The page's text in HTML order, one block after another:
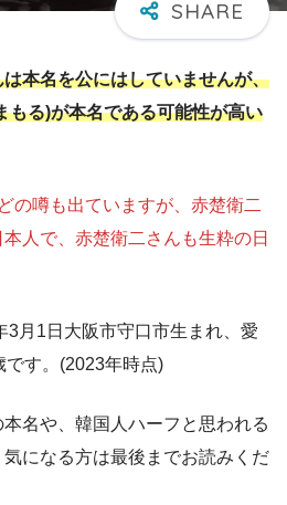
本名を公にはしていませんが、
もる)が本名である可能性が高い
の噂も出ていますが、赤楚衛二
人で、赤楚衛二さんも生粋の日
3月1日大阪市守口市生まれ、愛
す。(2023年時点)
名や、韓国人ハーフと思われる
になる方は最後までお読みくだ